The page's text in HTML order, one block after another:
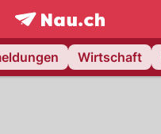
frontpage.NAU.ch
Wirtschaft